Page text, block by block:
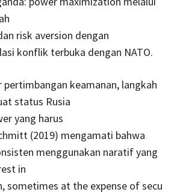
risk aversion dengan
konflik terbuka dengan NATO.
pertimbangan keamanan, langkah
status Rusia
yang harus
(2019) mengamati bahwa
menggunakan naratif yang
in
sometimes at the expense of secu